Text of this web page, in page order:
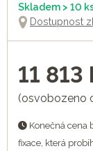
Skladem > 10
Dostupnost
11 813
(osvobozeno
Konečná cena
fixace, která